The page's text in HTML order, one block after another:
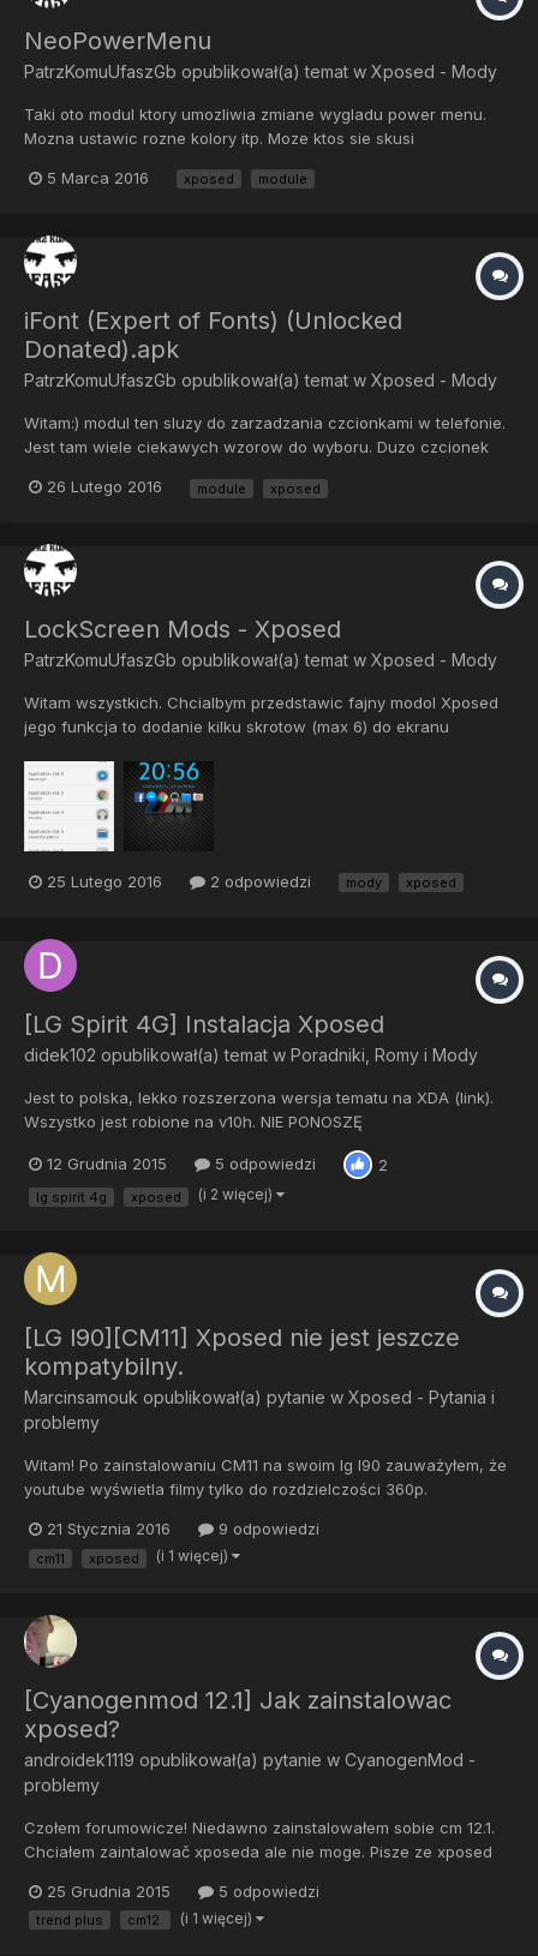
NeoPowerMenu
PatrzKomuUfaszGb opublikował(a) temat w Xposed - Mody
Taki oto modul ktory umozliwia zmiane wygladu power menu.
Mozna ustawic rozne kolory itp. Moze ktos sie skusi
5 Marca 2016
xposed module
iFont (Expert of Fonts) (Unlocked
Donated).apk
PatrzKomuUfaszGb opublikował(a) temat w Xposed - Mody
Witam:) modul ten sluzy do zarzadzania czcionkami w telefonie.
Jest tam wiele ciekawych wzorow do wyboru. Duzo czcionek
Htc Sony i jeszcze wiecej. Wiadomo, samsung i htc maja
modyf...
26 Lutego 2016 module xposed
LockScreen Mods - Xposed
PatrzKomuUfaszGb opublikował(a) temat w Xposed - Mody
Witam wszystkich. Chcialbym przedstawic fajny modol Xposed
jego funkcja to dodanie kilku skrotow (max 6) do ekranu
czynnosci. Bardzo fajny modul wedlug mojej opini Link do
pobrania http://dl-xda.xposed.info/modules/com.dvd.android...
25 Lutego 2016 2 odpowiedzi mody xposed
[LG Spirit 4G] Instalacja Xposed
didek102 opublikował(a) temat w Poradniki, Romy i Mody
Jest to polska, lekko rozszerzona wersja tematu na XDA (link).
Wszystko jest robione na v10h. NIE PONOSZĘ
INSTALACJI Potrzebne aplikacje: KingRoot (http://kingroot.net)
BusyBox (https://play.google.com/store/apps/d...
12 Grudnia 2015 5 odpowiedzi 2
lg spirit 4g xposed (i 2 więcej)
[LG l90][CM11] Xposed nie jest jeszcze
kompatybilny.
Marcinsamouk opublikował(a) pytanie w Xposed - Pytania i
problemy
Witam! Po zainstalowaniu CM11 na swoim lg l90 zauważyłem, że
youtube wyświetla filmy tylko do rozdzielczości 360p.
ale w pewnym momencie wyświetla mi czerwony napis "xposed
nie jest jeszcze kompatybilne z android sdk..." Co robić? Czy gdy
21 Stycznia 2016 9 odpowiedzi
cm11 xposed (i 1 więcej)
[Cyanogenmod 12.1] Jak zainstalowac
xposed?
androidek1119 opublikował(a) pytanie w CyanogenMod -
problemy
Czołem forumowicze! Niedawno zainstalowałem sobie cm 12.1.
Chciałem zaintalowač xposeda ale nie moge. Pisze ze xposed
25 Grudnia 2015
5 odpowiedzi
trend plus cm12. (i 1 więcej)